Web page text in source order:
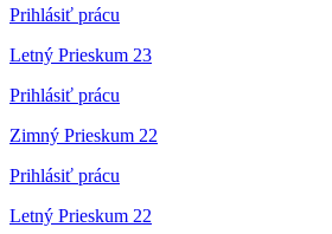
Prihlásiť prácu
Letný Prieskum 23
Prihlásiť prácu
Zimný Prieskum 22
Prihlásiť prácu
Letný Prieskum 22